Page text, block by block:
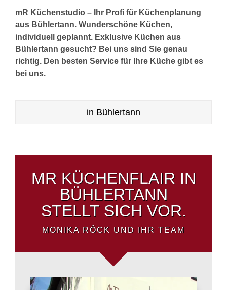
mR Küchenstudio – Ihr Profi für Küchenplanung
aus Bühlertann. Wunderschöne Küchen,
individuell geplannt. Exklusive Küchen aus
Bühlertann gesucht? Bei uns sind Sie genau
richtig. Den besten Service für Ihre Küche gibt es
bei uns.
in Bühlertann
MR KÜCHENFLAIR IN
BÜHLERTANN
STELLT SICH VOR.
MONIKA RÖCK UND IHR TEAM